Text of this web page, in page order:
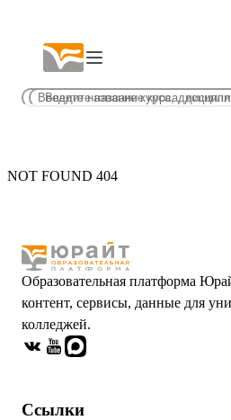
NOT FOUND 404
Образовательная платформа
контент, сервисы, данные для
колледжей.
Ссылки